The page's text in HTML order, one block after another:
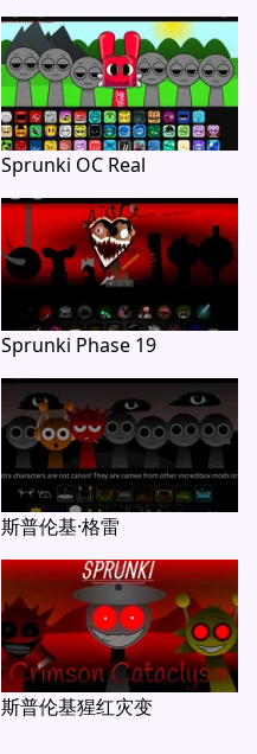
Sprunki OC Real
Sprunki Phase 19
斯普伦基·格雷
斯普伦基猩红灾变